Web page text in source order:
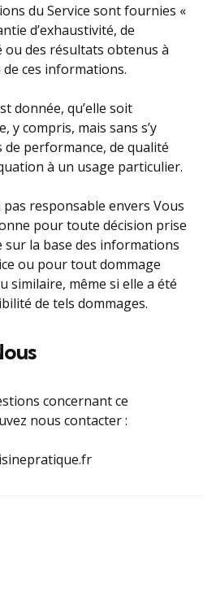
du Service sont fournies «
d’exhaustivité, de
ou des résultats obtenus à
ces informations.
donnée, qu’elle soit
y compris, mais sans s’y
performance, de qualité
à un usage particulier.
pas responsable envers Vous
pour toute décision prise
la base des informations
ou pour tout dommage
similaire, même si elle a été
de tels dommages.
concernant ce
nous contacter :